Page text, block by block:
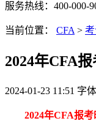
服务热线：400-000-
当前位置： CFA >
2024年CFA
2024-01-23 11:51 字
2024年CFA报考